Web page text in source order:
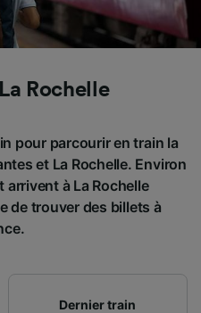
Rochelle
pour parcourir en train la
et La Rochelle. Environ
à La Rochelle
de trouver des billets à
Dernier train